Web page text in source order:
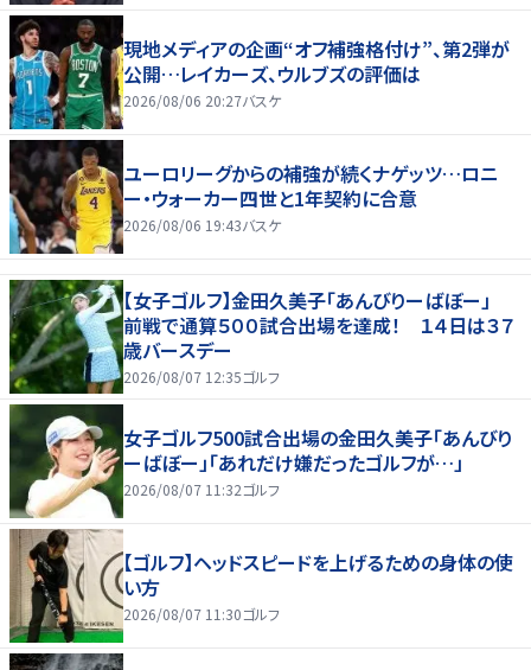
現地メディアの企画“オフ補強格付け”、第2弾が
公開…レイカーズ、ウルブズの評価は
2026/08/06 20:27バスケ
ユーロリーグからの補強が続くナゲッツ…ロニ
ー・ウォーカー四世と1年契約に合意
2026/08/06 19:43バスケ
【女子ゴルフ】金田久美子「あんびりーばぼー」
前戦で通算５００試合出場を達成！ １４日は３７
歳バースデー
2026/08/07 12:35ゴルフ
女子ゴルフ500試合出場の金田久美子「あんびり
ーばぼー」「あれだけ嫌だったゴルフが…」
2026/08/07 11:32ゴルフ
【ゴルフ】ヘッドスピードを上げるための身体の使
い方
2026/08/07 11:30ゴルフ